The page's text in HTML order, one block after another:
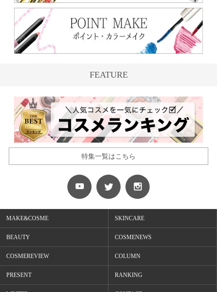
FEATURE
特集一覧はこちら
MAKE&COSME SKINCARE
BEAUTY COSMENEWS
COSMEREVIEW COLUMN
PRESENT RANKING